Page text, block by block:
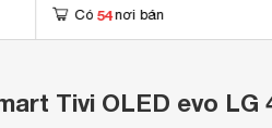
Có 54 nơi bán
Tivi OLED evo LG